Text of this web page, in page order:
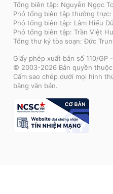
Tổng biên tập: Nguyễn Ngọc
Phó tổng biên tập thường trực:
Phó tổng biên tập: Lâm Hiếu
Phó tổng biên tập: Trần Việt
Tổng thư ký tòa soạn: Đức
Giấy phép xuất bản số 110/GP
© 2003-2026 Bản quyền thuộc
Cấm sao chép dưới mọi hình
bằng văn bản.